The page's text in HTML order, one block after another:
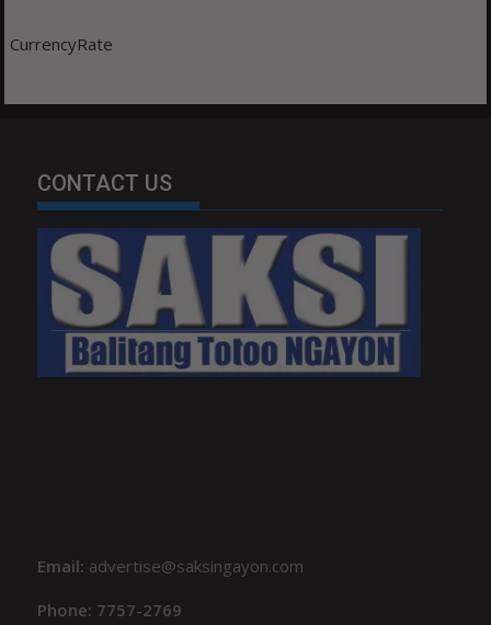
CurrencyRate
CONTACT US
Email: advertise@saksingayon.com
Phone: 7757-2769